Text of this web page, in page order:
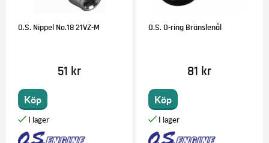
O.S. Nippel No.18 21VZ-M
51 kr
Köp
O.S. O-ring Bränslenål
81 kr
Köp